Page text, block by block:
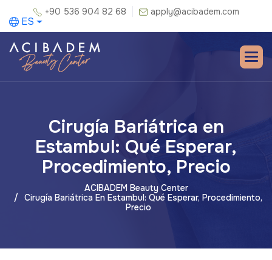
+90 536 904 82 68 apply@acibadem.com
ES
Cirugía Bariátrica en
Estambul: Qué Esperar,
Procedimiento, Precio
ACIBADEM Beauty Center
Cirugía Bariátrica En Estambul: Qué Esperar, Procedimiento,
Precio